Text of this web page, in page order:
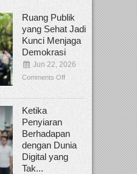
Ruang Publik
yang Sehat Jadi
Kunci Menjaga
Demokrasi
Jun 22, 2026
Comments Off
Ketika
Penyiaran
Berhadapan
dengan Dunia
Digital yang
Tak...